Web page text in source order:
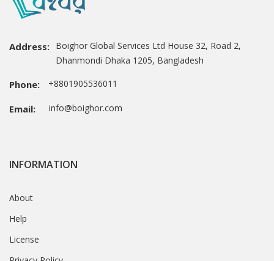
Address: Boighor Global Services Ltd House 32, Road 2,
Dhanmondi Dhaka 1205, Bangladesh
Phone: +8801905536011
Email: info@boighor.com
INFORMATION
About
Help
License